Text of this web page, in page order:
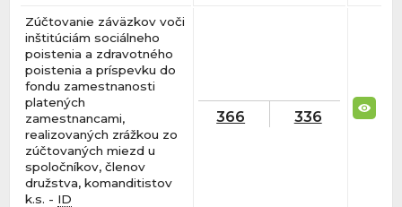
Zúčtovanie záväzkov voči
inštitúciám sociálneho
poistenia a zdravotného
poistenia a príspevku do
fondu zamestnanosti
platených
zamestnancami,
realizovaných zrážkou zo
zúčtovaných miezd u
spoločníkov, členov
družstva, komanditistov
k.s. - ID
366 336